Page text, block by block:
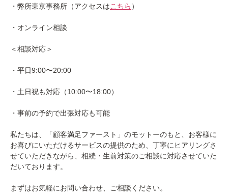
・弊所東京事務所（アクセスはこちら ）
・オンライン相談
＜相談対応＞
・平日9:00〜20:00
・土日祝も対応（10:00〜18:00）
・事前の予約で出張対応も可能
私たちは、「顧客満足ファースト」のモットーのもと、お客様に
お喜びにいただけるサービスの提供のため、丁寧にヒアリングさ
せていただきながら、相続・生前対策のご相談に対応させていた
だいております。
まずはお気軽にお問い合わせ、ご相談ください。